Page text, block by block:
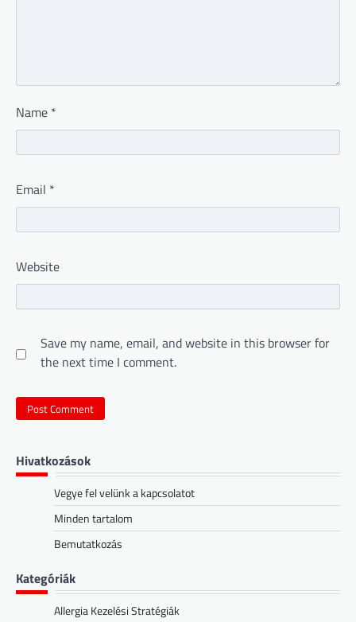
Name *
Email *
Website
Save my name, email, and website in this browser for
the next time I comment.
Hivatkozások
Vegye fel velünk a kapcsolatot
Minden tartalom
Bemutatkozás
Kategóriák
Allergia Kezelési Stratégiák